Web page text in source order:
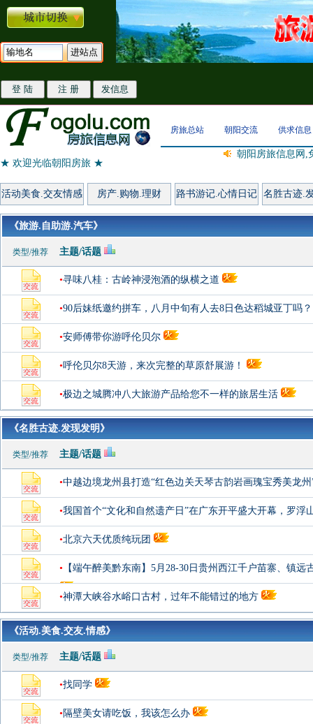
房旅总站 朝阳交流 供求信息
★ 欢迎光临朝阳房旅 ★
朝阳房旅信息网,
活动美食.交友情感 房产.购物.理财 路书游记.心情日记 名胜古迹.
《旅游.自助游.汽车》
类型/推荐 主题/话题
•寻味八桂：古岭神浸泡酒的纵横之道
•90后妹纸邀约拼车，八月中旬有人去8日色达稻城亚丁吗？
•安师傅带你游呼伦贝尔
•呼伦贝尔8天游，来次完整的草原舒展游！
•极边之城腾冲八大旅游产品给您不一样的旅居生活
《名胜古迹.发现发明》
类型/推荐 主题/话题
•中越边境龙州县打造“红色边关天琴古韵岩画瑰宝秀美龙
•我国首个“文化和自然遗产日”在广东开平盛大开幕，罗浮
•北京六天优质纯玩团
• 【端午醉美黔东南】5月28-30日贵州西江千户苗寨、镇
•神潭大峡谷水峪口古村，过年不能错过的地方
《活动.美食.交友.情感》
类型/推荐 主题/话题
•找同学
• 隔壁美女请吃饭，我该怎么办